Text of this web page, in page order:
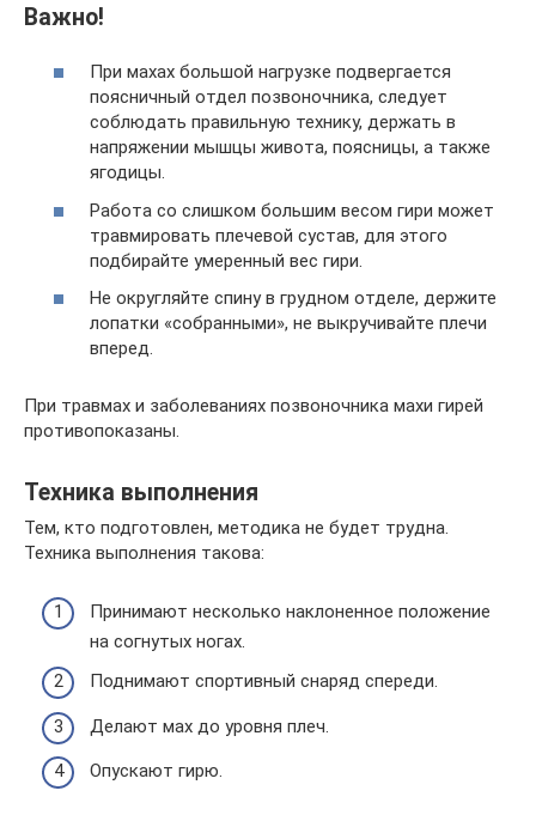
Важно!
При махах большой нагрузке подвергается
поясничный отдел позвоночника, следует
соблюдать правильную технику, держать в
напряжении мышцы живота, поясницы, а также
ягодицы.
Работа со слишком большим весом гири может
травмировать плечевой сустав, для этого
подбирайте умеренный вес гири.
Не округляйте спину в грудном отделе, держите
лопатки «собранными», не выкручивайте плечи
вперед.
При травмах и заболеваниях позвоночника махи гирей
противопоказаны.
Техника выполнения
Тем, кто подготовлен, методика не будет трудна.
Техника выполнения такова:
Принимают несколько наклоненное положение
на согнутых ногах.
Поднимают спортивный снаряд спереди.
Делают мах до уровня плеч.
Опускают гирю.